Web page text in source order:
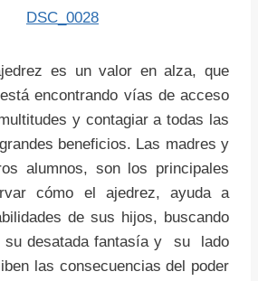
es un valor en alza, que
encontrando vías de acceso
y contagiar a todas las
beneficios. Las madres y
alumnos, son los principales
cómo el ajedrez, ayuda a
de sus hijos, buscando
su desatada fantasía y su lado
las consecuencias del poder